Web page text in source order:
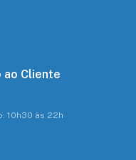
ao Cliente
10h30 às 22h